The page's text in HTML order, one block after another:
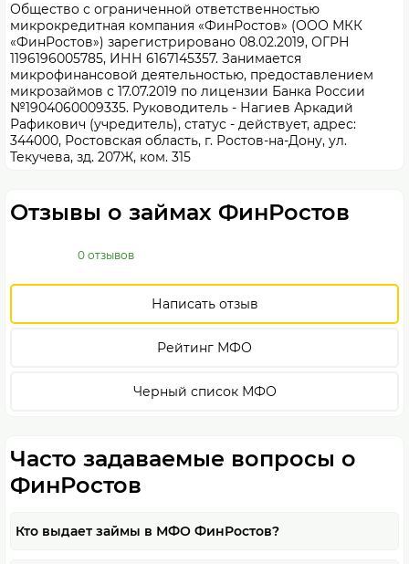
Общество с ограниченной ответственностью
микрокредитная компания «ФинРостов» (ООО МКК
«ФинРостов») зарегистрировано 08.02.2019, ОГРН
1196196005785, ИНН 6167145357. Занимается
микрофинансовой деятельностью, предоставлением
микрозаймов с 17.07.2019 по лицензии Банка России
№1904060009335. Руководитель - Нагиев Аркадий
Рафикович (учредитель), статус - действует, адрес:
344000, Ростовская область, г. Ростов-на-Дону, ул.
Текучева, зд. 207Ж, ком. 315
Отзывы о займах ФинРостов
0 отзывов
Написать отзыв
Рейтинг МФО
Черный список МФО
Часто задаваемые вопросы о
ФинРостов
Кто выдает займы в МФО ФинРостов?